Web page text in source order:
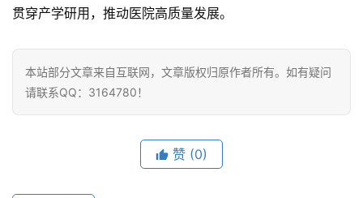
贯穿产学研用，推动医院高质量发展。
本站部分文章来自互联网，文章版权归原作者所有。如有疑问
请联系QQ：3164780！
赞 (0)